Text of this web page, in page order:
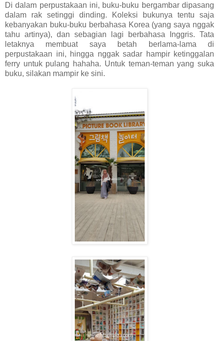
Di dalam perpustakaan ini, buku-buku bergambar dipasang
dalam rak setinggi dinding. Koleksi bukunya tentu saja
kebanyakan buku-buku berbahasa Korea (yang saya nggak
tahu artinya), dan sebagian lagi berbahasa Inggris. Tata
letaknya membuat saya betah berlama-lama di
perpustakaan ini, hingga nggak sadar hampir ketinggalan
ferry untuk pulang hahaha. Untuk teman-teman yang suka
buku, silakan mampir ke sini.